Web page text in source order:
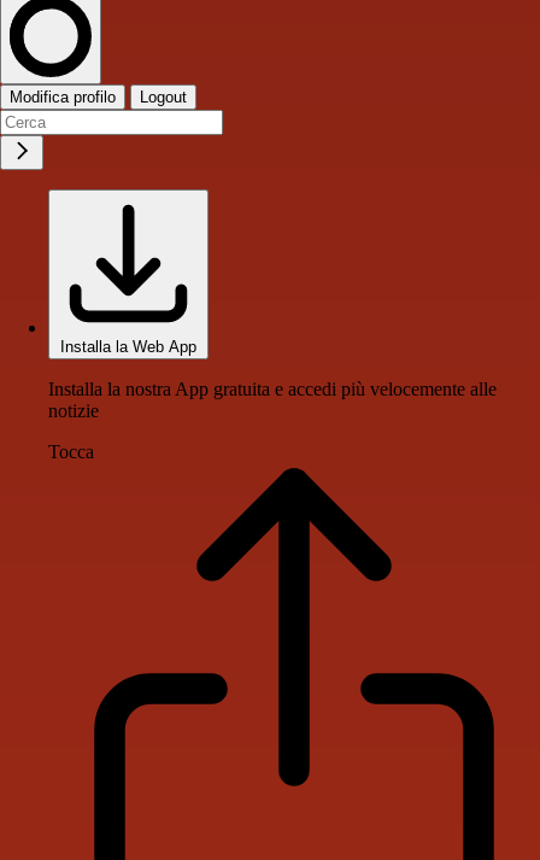
Modifica profilo Logout
Installa la Web App
Installa la nostra App gratuita e accedi più velocemente alle
notizie
Tocca